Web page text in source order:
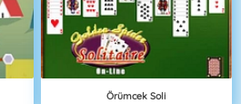
Örümcek Soli